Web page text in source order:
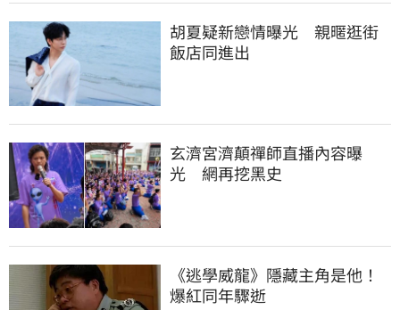
胡夏疑新戀情曝光　親暱逛街
飯店同進出
玄濟宮濟顛禪師直播內容曝
光　網再挖黑史
《逃學威龍》隱藏主角是他！
爆紅同年驟逝